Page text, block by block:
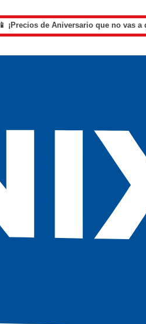
📱 ¡Precios de Aniversario que no vas